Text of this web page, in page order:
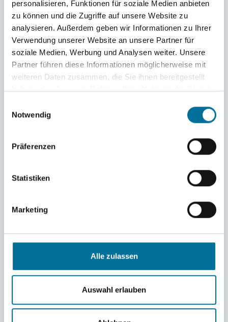
personalisieren, Funktionen für soziale Medien anbieten
zu können und die Zugriffe auf unsere Website zu
analysieren. Außerdem geben wir Informationen zu Ihrer
Verwendung unserer Website an unsere Partner für
soziale Medien, Werbung und Analysen weiter. Unsere
Partner führen diese Informationen möglicherweise mit
weiteren Daten zusammen, die Sie ihnen bereitgestellt
haben oder die sie im Rahmen Ihrer Nutzung der Dienste
Notwendig
Präferenzen
Statistiken
Marketing
Alle zulassen
Auswahl erlauben
und von einem ehemaligen Watchleader begrüßt.
Heute wird viel gepackt, geräumt und getendert
während alle weiterhin einen Ohrwurm von unserem
neuen Lieblingslied „Scheveningen“ von De Kraien
haben.
Liebe Grüße von allen und bis ganz bald!!!
Klickt hier, um alle Details zur Ankunft der 33. HSHS
am Pfingstsonntag, 24. Mai 2026, in Bremerhaven zu
erfahren.
Infos zum Törn
Törn 2023/24